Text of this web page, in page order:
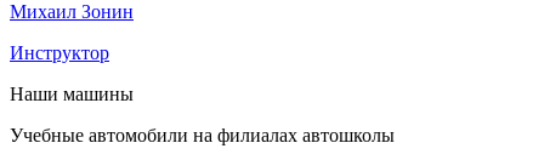
Михаил Зонин
Инструктор
Наши машины
Учебные автомобили на филиалах автошколы